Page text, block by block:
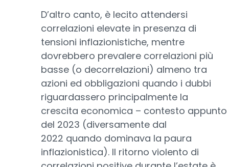
D’altro canto, è lecito attendersi
correlazioni elevate in presenza di
tensioni inflazionistiche, mentre
dovrebbero prevalere correlazioni più
basse (o decorrelazioni) almeno tra
azioni ed obbligazioni quando i dubbi
riguardassero principalmente la
crescita economica – contesto appunto
del 2023 (diversamente dal
2022 quando dominava la paura
inflazionistica). Il ritorno violento di